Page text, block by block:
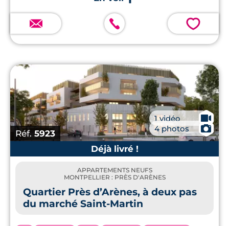
💗
Réf. 5923
1 vidéo 🎥
4 photos
📷
Déjà livré !
APPARTEMENTS NEUFS
MONTPELLIER : PRÈS D'ARÈNES
Quartier Près d’Arènes, à deux pas
du marché Saint-Martin